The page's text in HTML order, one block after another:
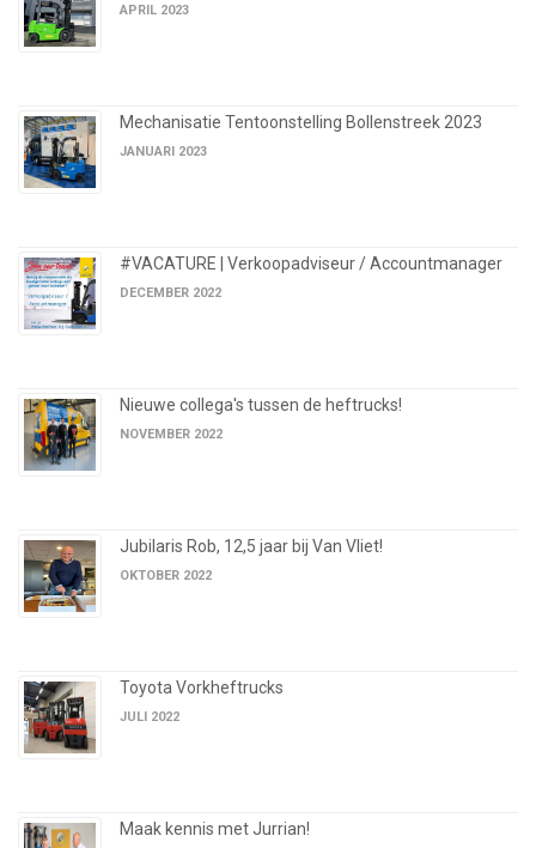
APRIL 2023
Mechanisatie Tentoonstelling Bollenstreek 2023
JANUARI 2023
#VACATURE | Verkoopadviseur / Accountmanager
DECEMBER 2022
Nieuwe collega's tussen de heftrucks!
NOVEMBER 2022
Jubilaris Rob, 12,5 jaar bij Van Vliet!
OKTOBER 2022
Toyota Vorkheftrucks
JULI 2022
Maak kennis met Jurrian!